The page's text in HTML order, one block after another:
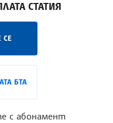
СТАТИЯ
СЕ
БТА
с абонамент